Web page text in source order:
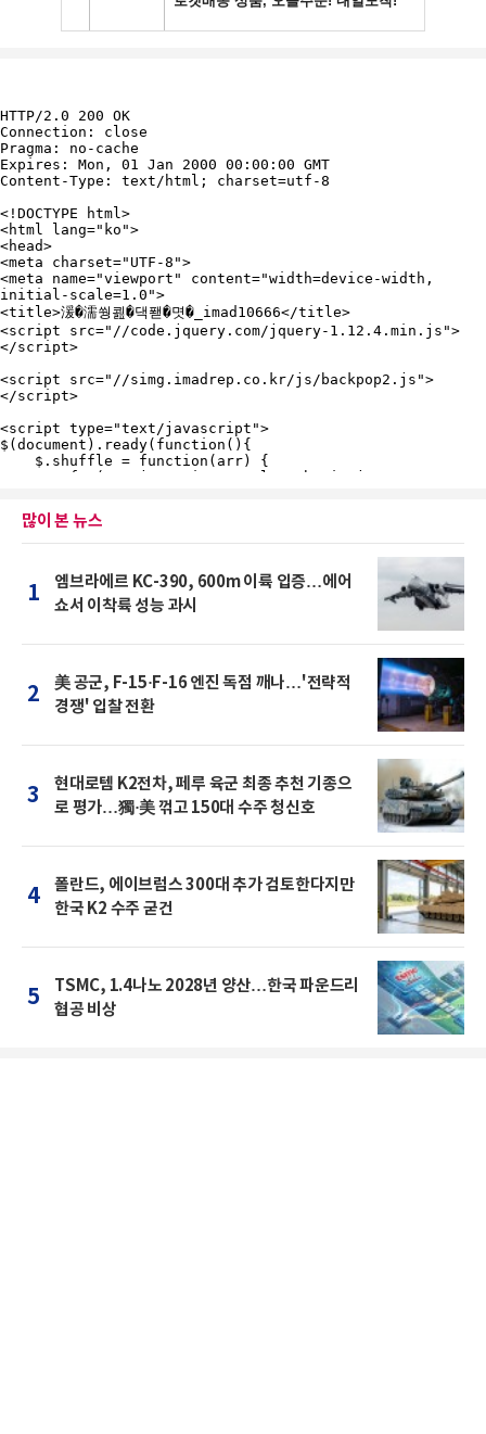
많이 본 뉴스
1
엠브라에르 KC-390, 600m 이륙 입증…에어
쇼서 이착륙 성능 과시
2
美 공군, F-15·F-16 엔진 독점 깨나…'전략적
경쟁' 입찰 전환
3
현대로템 K2전차, 페루 육군 최종 추천 기종으
로 평가…獨·美 꺾고 150대 수주 청신호
4
폴란드, 에이브럼스 300대 추가 검토한다지만
한국 K2 수주 굳건
5
TSMC, 1.4나노 2028년 양산…한국 파운드리
협공 비상